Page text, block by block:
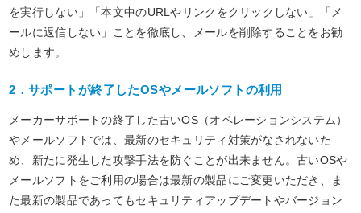
を実行しない」「本文中のURLやリンクをクリックしない」「メ
ールに返信しない」ことを徹底し、メールを削除することをお勧
めします。
2．サポートが終了したOSやメールソフトの利用
メーカーサポートの終了した古いOS（オペレーションシステム）
やメールソフトでは、最新のセキュリティ対策がなされないた
め、新たに発生した攻撃手法を防ぐことが出来ません。古いOSや
メールソフトをご利用の場合は最新の製品にご変更いただき、ま
た最新の製品であってもセキュリティアップデートやバージョン